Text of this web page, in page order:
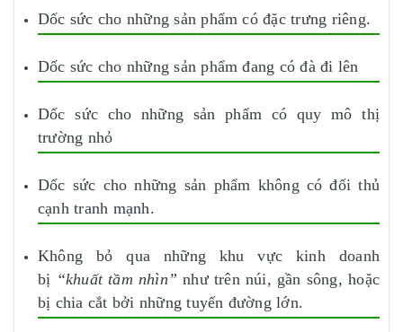
Dốc sức cho những sản phẩm có đặc trưng riêng.
Dốc sức cho những sản phẩm đang có đà đi lên
Dốc sức cho những sản phẩm có quy mô thị
trường nhỏ
Dốc sức cho những sản phẩm không có đối thủ
cạnh tranh mạnh.
Không bỏ qua những khu vực kinh doanh
bị “khuất tầm nhìn” như trên núi, gần sông, hoặc
bị chia cắt bởi những tuyến đường lớn.